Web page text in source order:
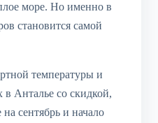
море. Но именно в
становится самой
температуры и
Анталье со скидкой,
сентябрь и начало